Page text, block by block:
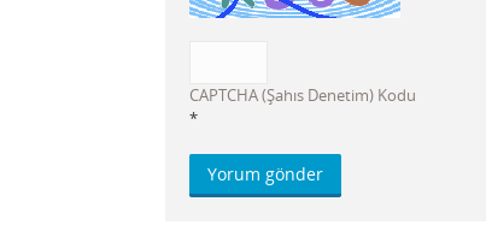
CAPTCHA (Şahıs Denetim) Kodu
*